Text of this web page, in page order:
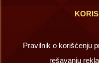
Pravilnik o korišćenju
rešavanju